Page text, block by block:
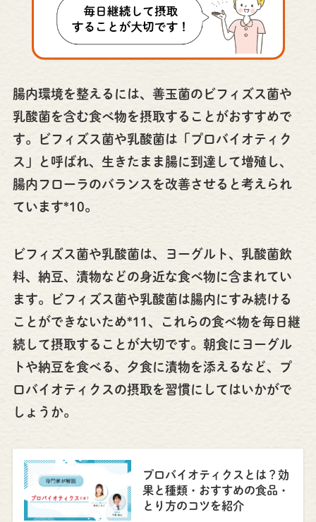
腸内環境を整えるには、善玉菌のビフィズス菌や
乳酸菌を含む食べ物を摂取することがおすすめで
す。ビフィズス菌や乳酸菌は「プロバイオティク
ス」と呼ばれ、生きたまま腸に到達して増殖し、
腸内フローラのバランスを改善させると考えられ
ています*10。
ビフィズス菌や乳酸菌は、ヨーグルト、乳酸菌飲
料、納豆、漬物などの身近な食べ物に含まれてい
ます。ビフィズス菌や乳酸菌は腸内にすみ続ける
ことができないため*11、これらの食べ物を毎日継
続して摂取することが大切です。朝食にヨーグル
トや納豆を食べる、夕食に漬物を添えるなど、プ
ロバイオティクスの摂取を習慣にしてはいかがで
しょうか。
プロバイオティクスとは？効
果と種類・おすすめの食品・
とり方のコツを紹介